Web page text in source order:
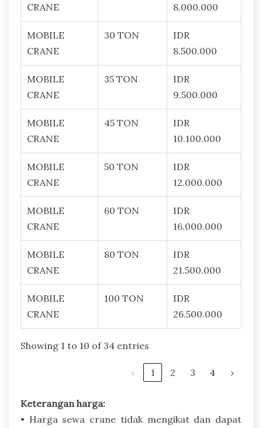
CRANE
8.000.000
MOBILE
CRANE
30 TON
IDR
8.500.000
MOBILE
CRANE
35 TON
IDR
9.500.000
MOBILE
CRANE
45 TON
IDR
10.100.000
MOBILE
CRANE
50 TON
IDR
12.000.000
MOBILE
CRANE
60 TON
IDR
16.000.000
MOBILE
CRANE
80 TON
IDR
21.500.000
MOBILE
CRANE
100 TON
IDR
26.500.000
Showing 1 to 10 of 34 entries
‹ 1 2 3 4 ›
Keterangan harga:
• Harga sewa crane tidak mengikat dan dapat